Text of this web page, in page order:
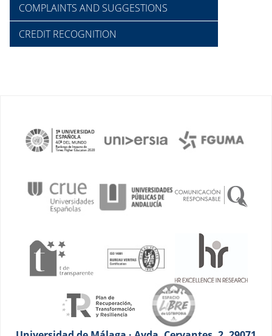
COMPLAINTS AND SUGGESTIONS
CREDIT RECOGNITION